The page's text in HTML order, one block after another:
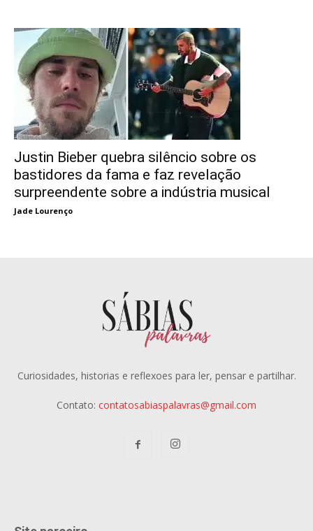
Justin Bieber quebra silêncio sobre os
bastidores da fama e faz revelação
surpreendente sobre a indústria musical
Jade Lourenço
Curiosidades, historias e reflexoes para ler, pensar e partilhar.
Contato: contatosabiaspalavras@gmail.com